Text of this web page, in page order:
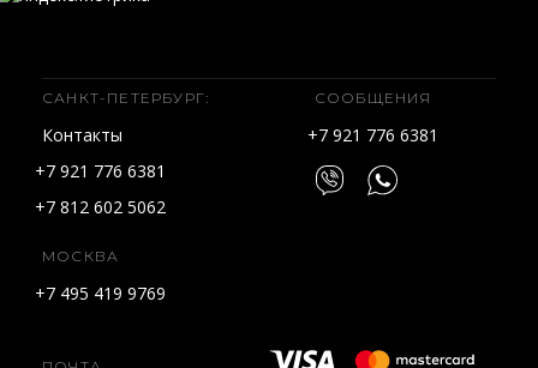
САНКТ-ПЕТЕРБУРГ:
Контакты
+7 921 776 6381
+7 812 602 5062
МОСКВА
+7 495 419 9769
СООБЩЕНИЯ
+7 921 776 6381